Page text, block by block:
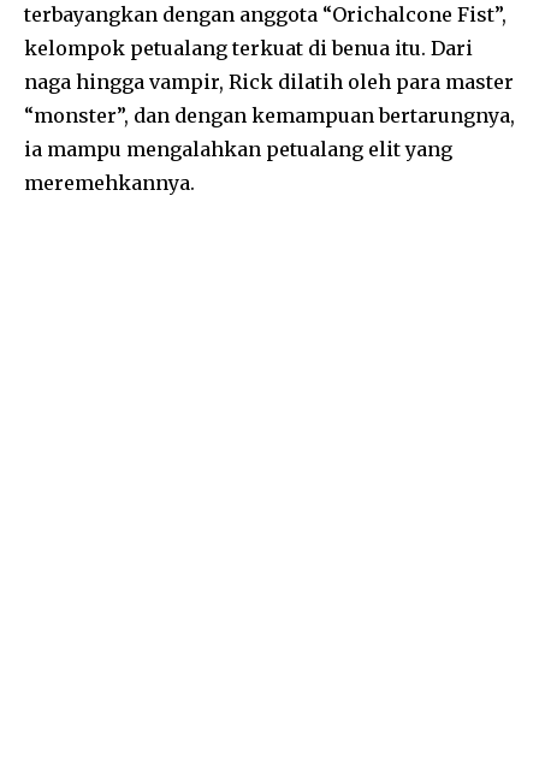
terbayangkan dengan anggota “Orichalcone Fist”,
kelompok petualang terkuat di benua itu. Dari
naga hingga vampir, Rick dilatih oleh para master
“monster”, dan dengan kemampuan bertarungnya,
ia mampu mengalahkan petualang elit yang
meremehkannya.